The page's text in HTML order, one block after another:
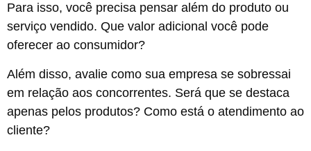
Para isso, você precisa pensar além do produto ou
serviço vendido. Que valor adicional você pode
oferecer ao consumidor?
Além disso, avalie como sua empresa se sobressai
em relação aos concorrentes. Será que se destaca
apenas pelos produtos? Como está o atendimento ao
cliente?